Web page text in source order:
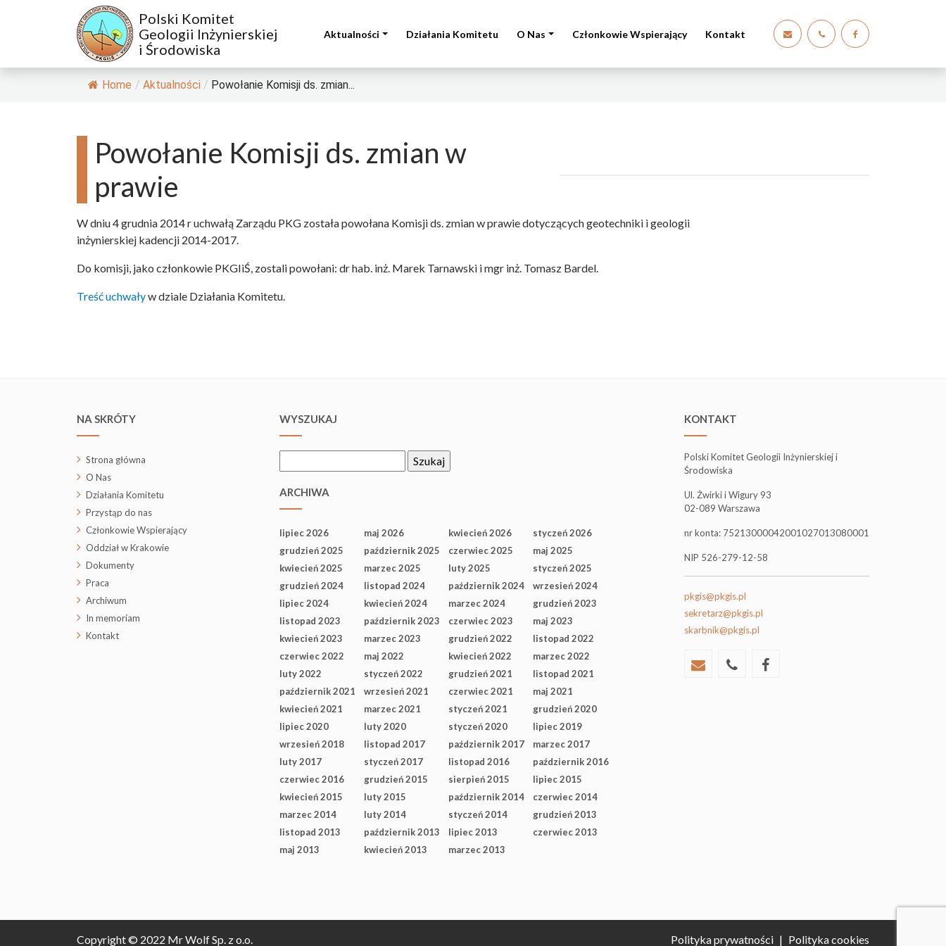
Polski Komitet
Geologii Inżynierskiej
i Środowiska
Aktualności Działania Komitetu O Nas Członkowie Wspierający Kontakt
Home / Aktualności / Powołanie Komisji ds. zmian...
Powołanie Komisji ds. zmian w
prawie
W dniu 4 grudnia 2014 r uchwałą Zarządu PKG została powołana Komisji ds. zmian w prawie dotyczących geotechniki i geologii
inżynierskiej kadencji 2014-2017.
Do komisji, jako członkowie PKGIiŚ, zostali powołani: dr hab. inż. Marek Tarnawski i mgr inż. Tomasz Bardel.
Treść uchwaływ dziale Działania Komitetu.
NA SKRÓTY
Strona główna
O Nas
Działania Komitetu
Przystąp do nas
Członkowie Wspierający
Oddział w Krakowie
Dokumenty
Praca
Archiwum
In memoriam
Kontakt
WYSZUKAJ
ARCHIWA
lipiec 2026 maj 2026 kwiecień 2026
styczeń 2026
grudzień 2025
październik 2025 czerwiec 2025
maj 2025
kwiecień 2025
marzec 2025 luty 2025
styczeń 2025
grudzień 2024
listopad 2024 październik 2024
wrzesień 2024
lipiec 2024
kwiecień 2024 marzec 2024
grudzień 2023
listopad 2023
październik 2023 czerwiec 2023
maj 2023
kwiecień 2023
marzec 2023 grudzień 2022
listopad 2022
czerwiec 2022
maj 2022 kwiecień 2022
marzec 2022
luty 2022
styczeń 2022 grudzień 2021
listopad 2021
październik 2021
wrzesień 2021 czerwiec 2021
maj 2021
kwiecień 2021
marzec 2021 styczeń 2021
grudzień 2020
lipiec 2020
luty 2020 styczeń 2020
lipiec 2019
wrzesień 2018
listopad 2017 październik 2017
marzec 2017
luty 2017
styczeń 2017 listopad 2016
październik 2016
czerwiec 2016
grudzień 2015 sierpień 2015
lipiec 2015
kwiecień 2015
luty 2015 październik 2014
czerwiec 2014
marzec 2014
luty 2014 styczeń 2014
grudzień 2013
listopad 2013
październik 2013 lipiec 2013
czerwiec 2013
maj 2013
kwiecień 2013 marzec 2013
KONTAKT
Polski Komitet Geologii Inżynierskiej i
Środowiska
Ul. Żwirki i Wigury 93
02-089 Warszawa
nr konta: 75213000042001027013080001
NIP 526-279-12-58
pkgis@pkgis.pl
sekretarz@pkgis.pl
skarbnik@pkgis.pl
Copyright © 2022 Mr Wolf Sp. z o.o. Polityka prywatności | Polityka cookies